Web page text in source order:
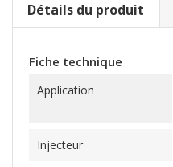
Détails du produit
Fiche technique
Application
Injecteur